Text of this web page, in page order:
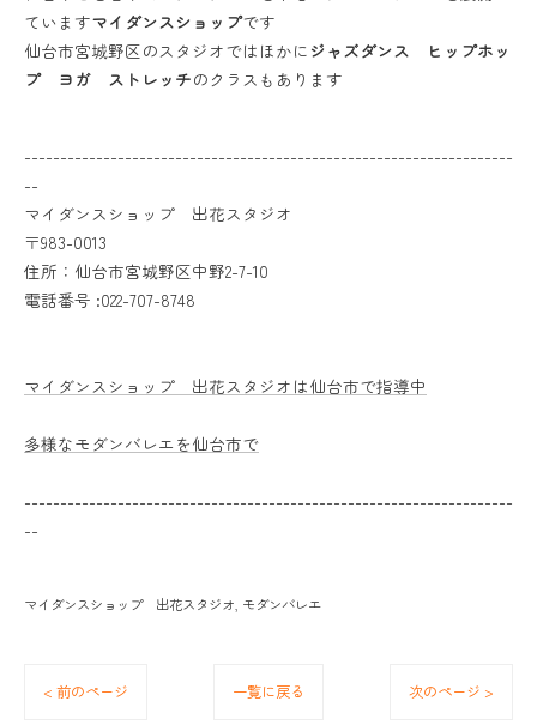
ていますマイダンスショップです
仙台市宮城野区のスタジオではほかに ジャズダンス ヒップホッ
プ ヨガ ストレッチのクラスもあります
--------------------------------------------------------------------
--
マイダンスショップ 出花スタジオ
〒983-0013
住所：仙台市宮城野区中野2-7-10
電話番号 :022-707-8748
マイダンスショップ 出花スタジオは仙台市で指導中
多様なモダンバレエを仙台市で
--------------------------------------------------------------------
--
マイダンスショップ 出花スタジオ モダンバレエ
< 前のページ 一覧に戻る 次のページ >